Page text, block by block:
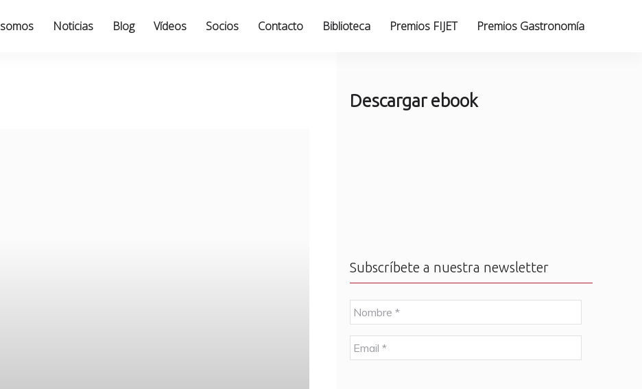
Noticias Blog Vídeos Socios Contacto Biblioteca Premios FIJET Premios Gastronomía
Descargar ebook
Subscríbete a nuestra newsletter
N
o
m
b
r
E
m